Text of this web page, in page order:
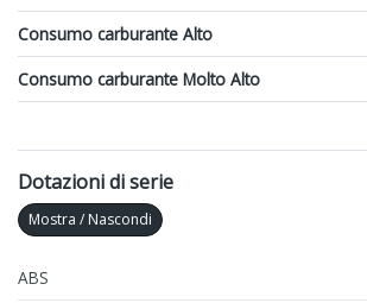
Consumo carburante Alto
Consumo carburante Molto Alto
Dotazioni di serie
Mostra / Nascondi
ABS